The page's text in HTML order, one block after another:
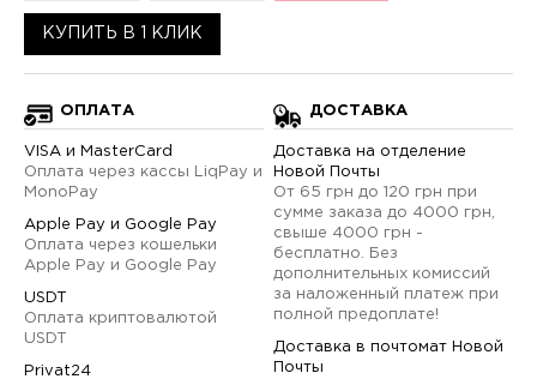
КУПИТЬ В 1 КЛИК
ОПЛАТА
VISA и MasterCard
Оплата через кассы LiqPay и
MonoPay
Apple Pay и Google Pay
Оплата через кошельки
Apple Pay и Google Pay
USDT
Оплата криптовалютой
USDT
Privat24
ДОСТАВКА
Доставка на отделение
Новой Почты
От 65 грн до 120 грн при
сумме заказа до 4000 грн,
свыше 4000 грн -
бесплатно. Без
дополнительных комиссий
за наложенный платеж при
полной предоплате!
Доставка в почтомат Новой
Почты